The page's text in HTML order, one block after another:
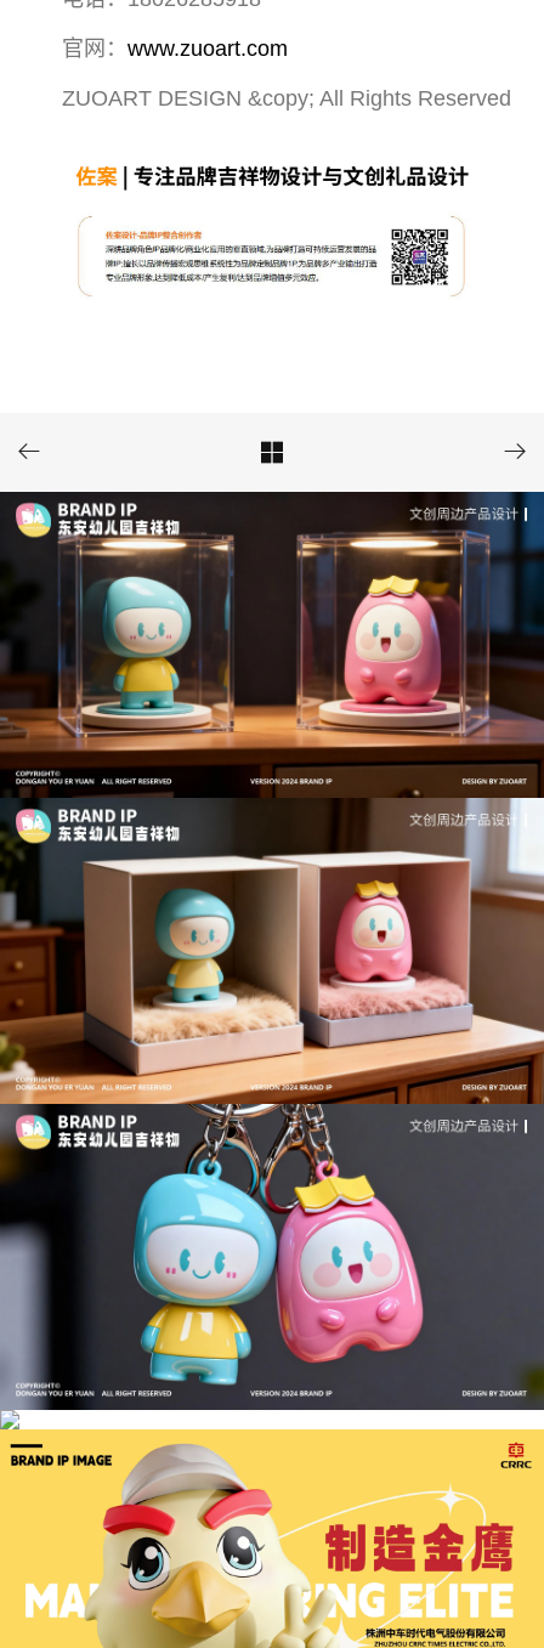
官网： www.zuoart.com
ZUOART DESIGN &copy; All Rights Reserved
  